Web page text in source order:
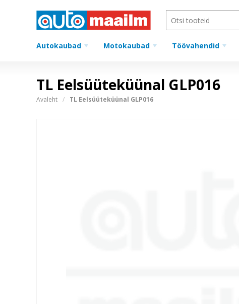
Autokaubad Motokaubad Töövahendid
TL Eelsüüteküünal GLP016
Avaleht TL Eelsüüteküünal GLP016